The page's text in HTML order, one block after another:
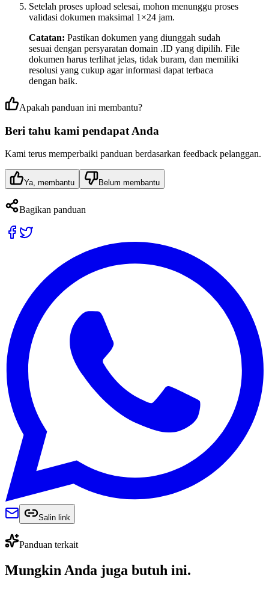
Setelah proses upload selesai, mohon menunggu proses
validasi dokumen maksimal 1×24 jam.
Catatan: Pastikan dokumen yang diunggah sudah
sesuai dengan persyaratan domain .ID yang dipilih. File
dokumen harus terlihat jelas, tidak buram, dan memiliki
resolusi yang cukup agar informasi dapat terbaca
dengan baik.
Apakah panduan ini membantu?
Beri tahu kami pendapat Anda
Kami terus memperbaiki panduan berdasarkan feedback pelanggan.
Ya, membantu Belum membantu
Bagikan panduan
Salin link
Panduan terkait
Mungkin Anda juga butuh ini.